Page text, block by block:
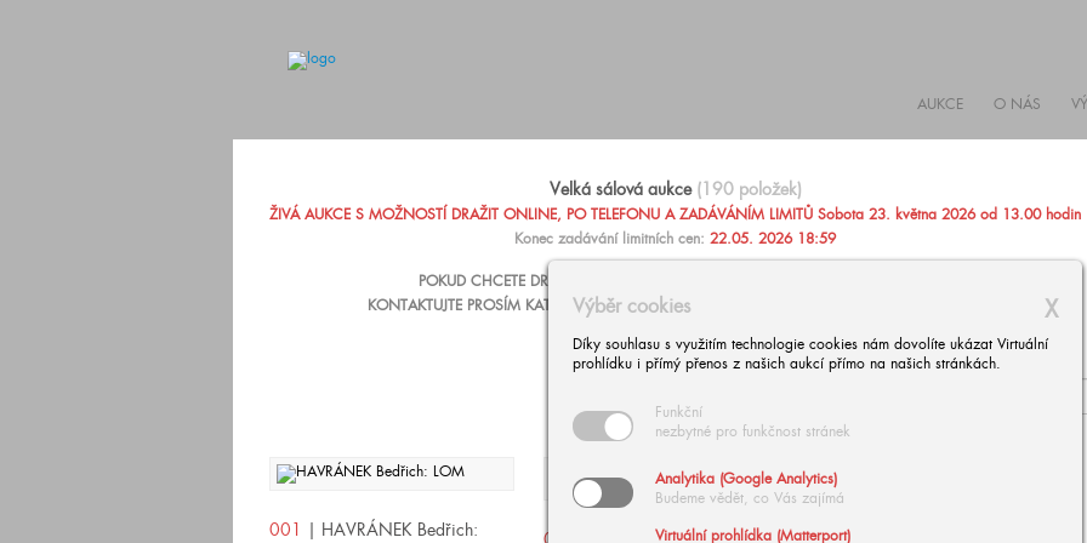
AUKCE O NÁS
X
Výběr cookies
Díky souhlasu s využitím technologie cookies nám dovolíte ukázat Virtuální
prohlídku i přímý přenos z našich aukcí přímo na našich stránkách.
Funkční
nezbytné pro funkčnost stránek
Analytika (Google Analytics)
Budeme vědět, co Vás zajímá
Virtuální prohlídka (Matterport)
Velká sálová aukce (190 položek)
ŽIVÁ AUKCE S MOŽNOSTÍ DRAŽIT ONLINE, PO TELEFONU A ZADÁVÁNÍM LIMITŮ Sobota 23. května 2026 od 13.00 hodin
Konec zadávání limitních cen: 22.05. 2026 18:59
POKUD CHCETE DRAŽIT PO TELEFONU NEBO ZADAT PEVNOU LIMITNÍ CENU
KONTAKTUJTE PROSÍM KATARÍNU ZÁRUBOVOU, +420 602 293 023,
001 | HAVRÁNEK Bedřich: